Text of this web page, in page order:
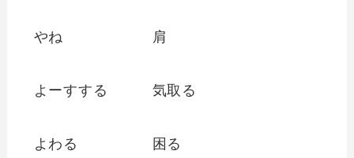
やね 肩
よーすする 気取る
よわる 困る